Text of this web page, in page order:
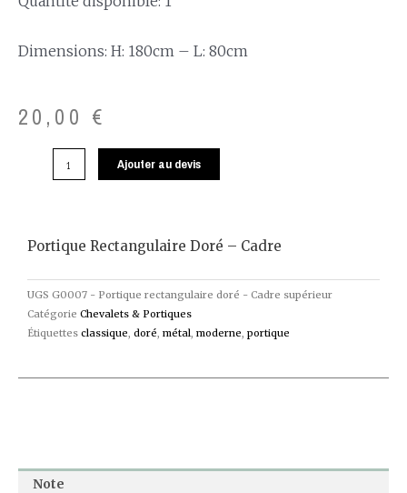
Dimensions: H: 180cm – L: 80cm
20,00 €
Ajouter au devis
Portique Rectangulaire Doré – Cadre
UGS G0007 - Portique rectangulaire doré - Cadre supérieur
Catégorie Chevalets & Portiques
Étiquettes classique, doré, métal, moderne, portique
Note